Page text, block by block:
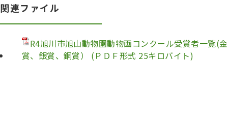
関連ファイル
R4旭川市旭山動物園動物画コンクール受賞者一覧(金
賞、銀賞、銅賞） (ＰＤＦ形式 25キロバイト)